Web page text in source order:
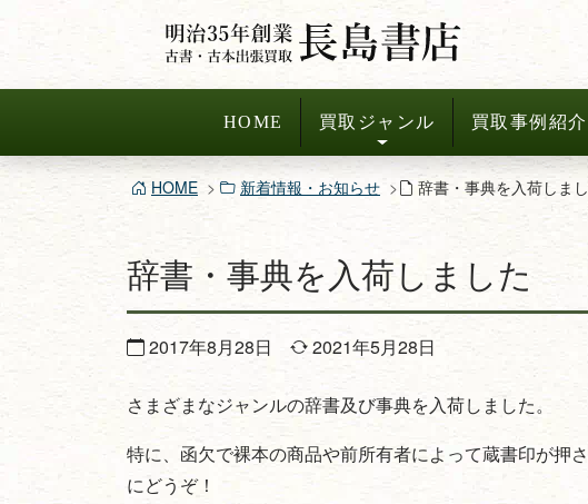
へ
HOME 買取ジャンル 買取事例紹介
HOME 新着情報・お知らせ 辞書・事典を入荷しま
辞書・事典を入荷しました
2017年8月28日 2021年5月28日
さまざまなジャンルの辞書及び事典を入荷しました。
特に、函欠で裸本の商品や前所有者によって蔵書印が押
にどうぞ！